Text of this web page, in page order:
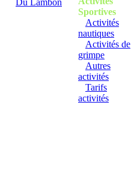
Sportives
Activités
nautiques
Activités de
grimpe
Autres
activités
Tarifs
activités